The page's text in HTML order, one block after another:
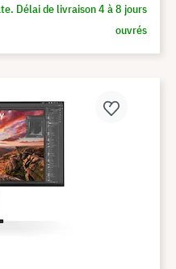
Délai de livraison 4 à 8 jours
ouvrés